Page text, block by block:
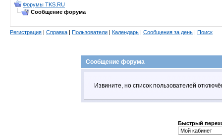
Форумы TKS.RU
Сообщение форума
Регистрация | Справка | Пользователи | Календарь | Сообщения за день | Поиск
Сообщение форума
Извините, но список пользователей
Быстрый